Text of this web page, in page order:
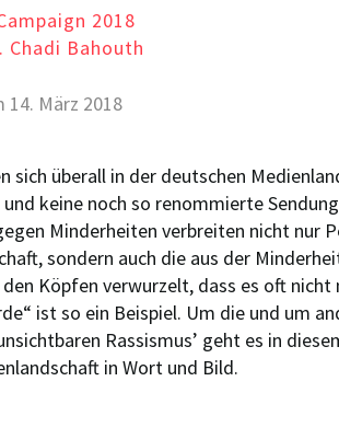
2018
Chadi Bahouth
März 2018
sich überall in der deutschen
keine noch so renommierte
Minderheiten verbreiten nicht nur
sondern auch die aus der
Köpfen verwurzelt, dass es oft
ist so ein Beispiel. Um die und um
Rassismus’ geht es in
in Wort und Bild.